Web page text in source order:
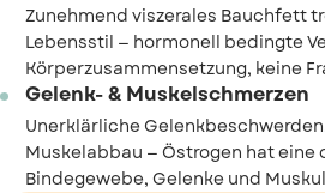
Zunehmend viszerales Bauchfett
Lebensstil — hormonell bedingte
Körperzusammensetzung, keine
Gelenk- & Muskelschmerzen
Unerklärliche
Muskelabbau — Östrogen hat eine
Bindegewebe, Gelenke und